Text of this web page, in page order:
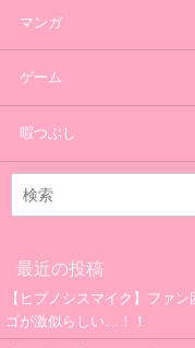
マンガ
ゲーム
暇つぶし
最近の投稿
【ヒプノシスマイク】ファ
ゴが激似らしい…！！